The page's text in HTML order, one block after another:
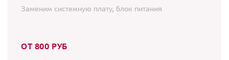
Заменим системную плату, блок питания
ОТ 800 РУБ